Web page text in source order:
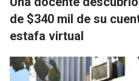
de $340 mil de su
estafa virtual